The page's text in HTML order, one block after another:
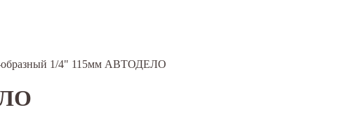
образный 1/4" 115мм АВТОДЕЛО